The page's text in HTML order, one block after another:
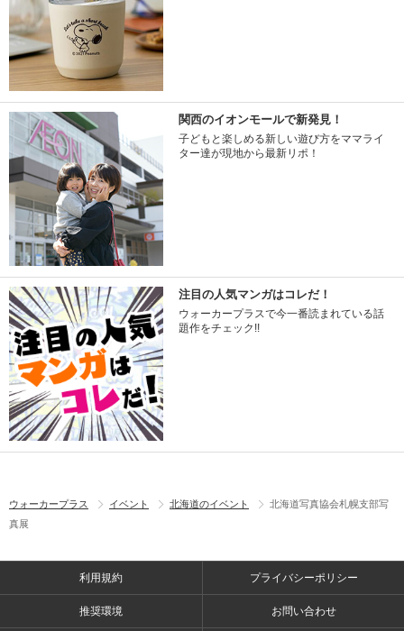
関西のイオンモールで新発見！
子どもと楽しめる新しい遊び方をママライ
ター達が現地から最新リポ！
注目の人気マンガはコレだ！
ウォーカープラスで今一番読まれている話
題作をチェック!!
ウォーカープラス イベント 北海道のイベント
北海道写真協会札幌支部写
真展
利用規約 プライバシーポリシー
推奨環境 お問い合わせ